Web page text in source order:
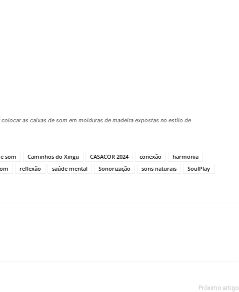
as caixas de som em molduras de madeira expostas no estilo de
som Caminhos do Xingu CASACOR 2024 conexão
harmonia
reflexão saúde mental Sonorização sons naturais
SoulPlay
Próximo artigo